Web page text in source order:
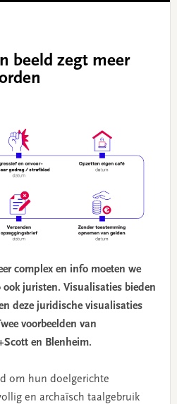
beeld zegt meer
complex en info moeten we
juristen. Visualisaties bieden
deze juridische visualisaties
voorbeelden van
en Blenheim.
om hun doelgerichte
en archaïsch taalgebruik